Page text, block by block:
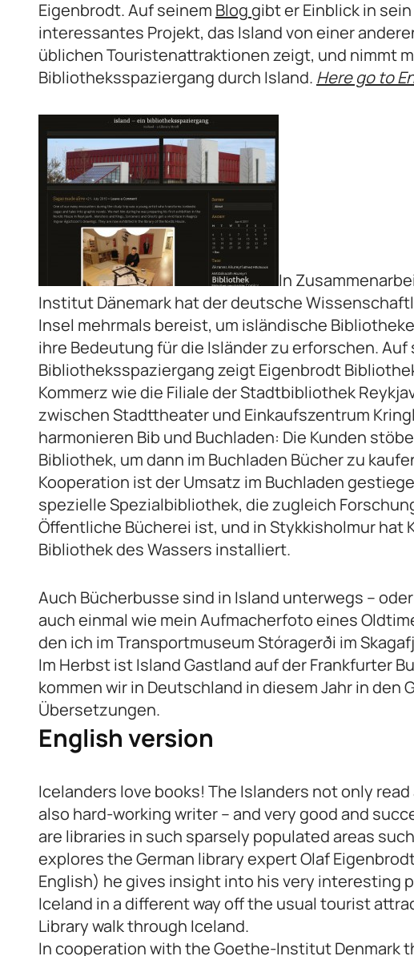
Eigenbrodt. Auf seinem Bloggibt er Einblick in
interessantes Projekt, das Island von einer
üblichen Touristenattraktionen zeigt, und nimmt
Bibliotheksspaziergang durch Island. Here go to
In
Institut Dänemark hat der deutsche
Insel mehrmals bereist, um isländische
ihre Bedeutung für die Isländer zu erforschen. Auf
Bibliotheksspaziergang zeigt Eigenbrodt
Kommerz wie die Filiale der Stadtbibliothek
zwischen Stadttheater und Einkaufszentrum
harmonieren Bib und Buchladen: Die Kunden
Bibliothek, um dann im Buchladen Bücher zu
Kooperation ist der Umsatz im Buchladen
spezielle Spezialbibliothek, die zugleich
Öffentliche Bücherei ist, und in Stykkisholmur hat
Bibliothek des Wassers installiert.
Auch Bücherbusse sind in Island unterwegs –
auch einmal wie mein Aufmacherfoto eines
den ich im Transportmuseum Stóragerði im
Im Herbst ist Island Gastland auf der Frankfurter
kommen wir in Deutschland in diesem Jahr in den
Übersetzungen.
English version
Icelanders love books! The Islanders not only
also hard-working writer – and very good and
are libraries in such sparsely populated areas
explores the German library expert Olaf
English) he gives insight into his very interesting
Iceland in a different way off the usual tourist
Library walk through Iceland.
In cooperation with the Goethe-Institut Denmark